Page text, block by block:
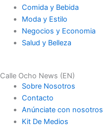
Comida y Bebida
Moda y Estilo
Negocios y Economia
Salud y Belleza
Calle Ocho News (EN)
Sobre Nosotros
Contacto
Anúnciate con nosotros
Kit De Medios